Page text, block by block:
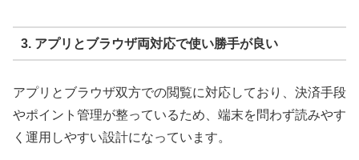
3. アプリとブラウザ両対応で使い勝手が良い
アプリとブラウザ双方での閲覧に対応しており、決済手段
やポイント管理が整っているため、端末を問わず読みやす
く運用しやすい設計になっています。